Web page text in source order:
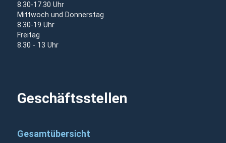
8.30-17.30 Uhr
Mittwoch und Donnerstag
8.30-19 Uhr
Freitag
8.30 - 13 Uhr
Geschäftsstellen
Gesamtübersicht